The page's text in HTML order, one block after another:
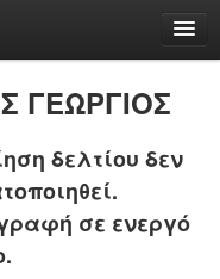
ΓΕΩΡΓΙΟΣ
δελτίου δεν
σε ενεργό